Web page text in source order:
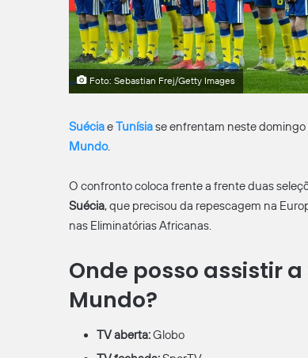
Foto: Sebastian Frej/Getty Images
SuéciaeTunísiase enfrentam neste domingo
Mundo.
O confronto coloca frente a frente duas
Suécia, que precisou da repescagem na
nas Eliminatórias Africanas.
Onde posso assistir
Mundo?
TV aberta:Globo